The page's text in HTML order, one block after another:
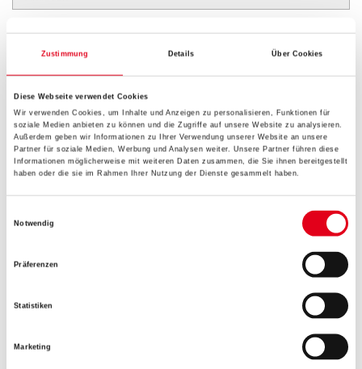
Zustimmung Details Über Cookies
Diese Webseite verwendet Cookies
Wir verwenden Cookies, um Inhalte und Anzeigen zu personalisieren, Funktionen für
soziale Medien anbieten zu können und die Zugriffe auf unsere Website zu analysieren.
Außerdem geben wir Informationen zu Ihrer Verwendung unserer Website an unsere
Partner für soziale Medien, Werbung und Analysen weiter. Unsere Partner führen diese
Informationen möglicherweise mit weiteren Daten zusammen, die Sie ihnen bereitgestellt
haben oder die sie im Rahmen Ihrer Nutzung der Dienste gesammelt haben.
Notwendig
Präferenzen
Statistiken
Marketing
Breite in centimeter
Höhe in centimeter
Gebinde